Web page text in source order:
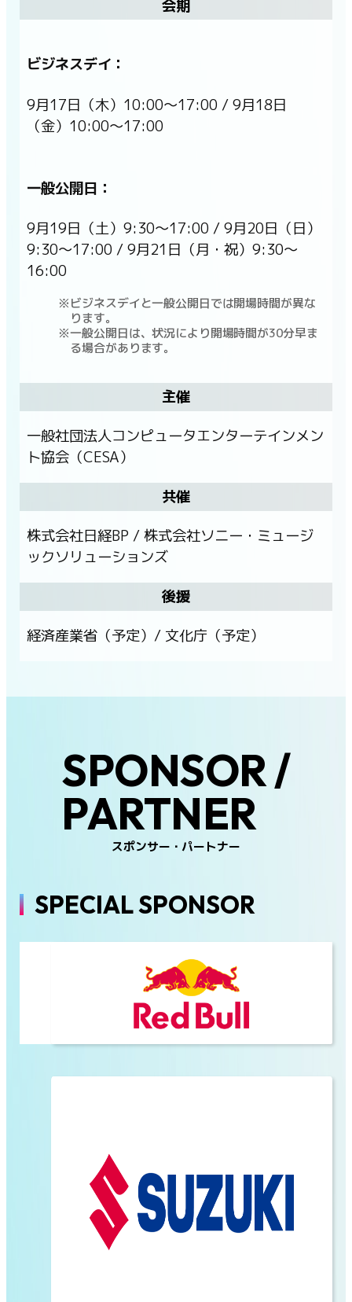
会期
ビジネスデイ：
9月17日（木）10:00〜17:00 / 9月18日
（金）10:00〜17:00
一般公開日：
9月19日（土）9:30〜17:00 / 9月20日（日）
9:30〜17:00 / 9月21日（月・祝）9:30〜
16:00
ビジネスデイと一般公開日では開場時間が異な
ります。
一般公開日は、状況により開場時間が30分早ま
る場合があります。
主催
一般社団法人コンピュータエンターテインメン
ト協会（CESA）
共催
株式会社日経BP / 株式会社ソニー・ミュージ
ックソリューションズ
後援
経済産業省（予定）/ 文化庁（予定）
SPONSOR /
PARTNER
スポンサー・パートナー
SPECIAL SPONSOR